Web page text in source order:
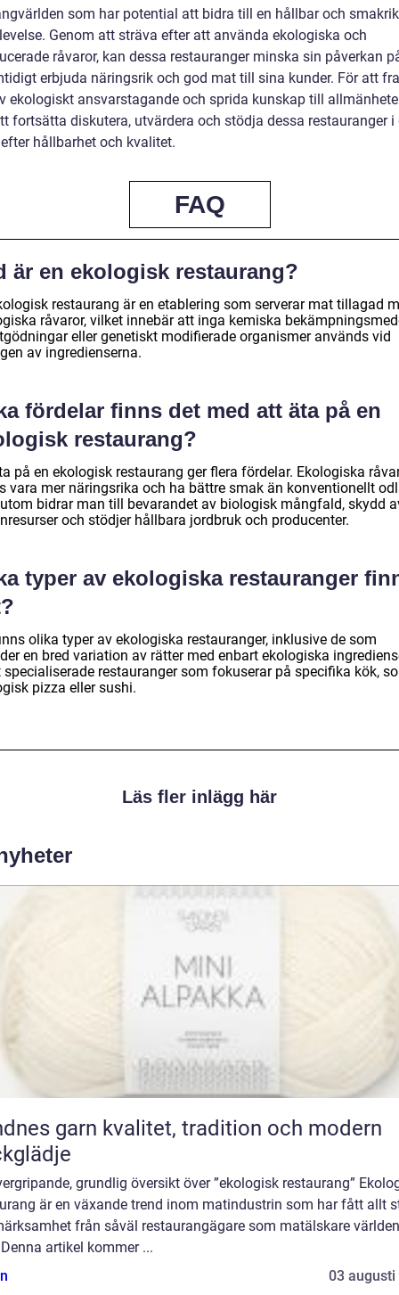
som har potential att bidra till en hållbar och smakrik
Genom att sträva efter att använda ekologiska och
råvaror, kan dessa restauranger minska sin påverkan
erbjuda näringsrik och god mat till sina kunder. För att
ekologiskt ansvarstagande och sprida kunskap till
fortsätta diskutera, utvärdera och stödja dessa restauranger i
hållbarhet och kvalitet.
FAQ
är en ekologisk restaurang?
restaurang är en etablering som serverar mat tillagad
råvaror, vilket innebär att inga kemiska
eller genetiskt modifierade organismer används vid
av ingredienserna.
fördelar finns det med att äta på en
restaurang?
på en ekologisk restaurang ger flera fördelar. Ekologiska
vara mer näringsrika och ha bättre smak än konventionellt
bidrar man till bevarandet av biologisk mångfald, skydd
och stödjer hållbara jordbruk och producenter.
typer av ekologiska restauranger
olika typer av ekologiska restauranger, inklusive de som
en bred variation av rätter med enbart ekologiska
specialiserade restauranger som fokuserar på specifika kök,
pizza eller sushi.
Läs fler inlägg här
kvalitet, tradition och modern
grundlig översikt över ”ekologisk restaurang”
är en växande trend inom matindustrin som har fått allt
från såväl restaurangägare som matälskare världen
artikel kommer ...
03 augusti